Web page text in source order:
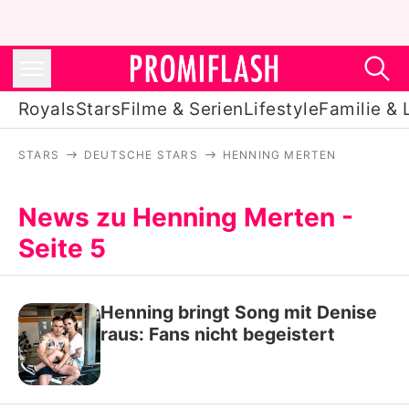
RoyalsStarsFilme & SerienLifestyleFamilie &
Stars
Familie & Liebe
STARS DEUTSCHE STARS HENNING MERTEN
News zu Henning Merten -
Seite 5
Henning bringt Song mit Denise
raus: Fans nicht begeistert